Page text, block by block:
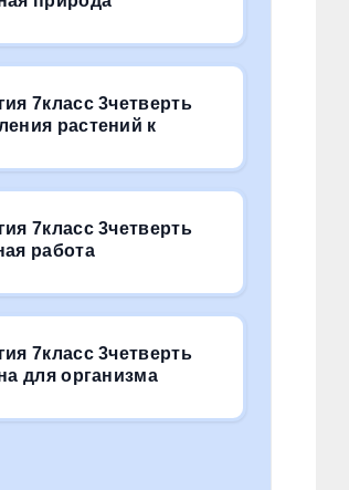
7класс 3четверть
растений к
7класс 3четверть
работа
7класс 3четверть
для организма